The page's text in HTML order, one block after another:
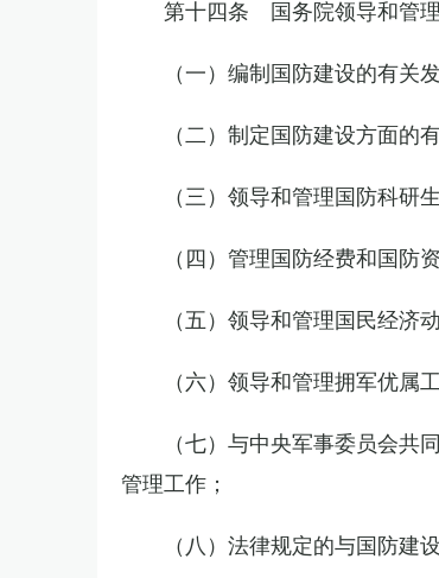
第十四条 国务院领导和管
（一）编制国防建设的有关
（二）制定国防建设方面的
（三）领导和管理国防科研
（四）管理国防经费和国防
（五）领导和管理国民经济
（六）领导和管理拥军优属
（七）与中央军事委员会
管理工作；
（八）法律规定的与国防建